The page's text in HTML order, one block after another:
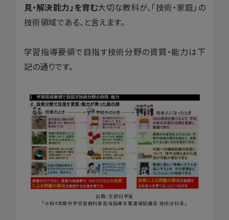
見・解決能力」を育む大切な教科が、「技術・家庭」の
技術領域である、と言えます。
学習指導要領で目指す技術分野の資質・能力は下
記の通りです。
出典：文部科学省
「令和4年度中学校各教科等担当指導主事連絡協議会 技術分科会」